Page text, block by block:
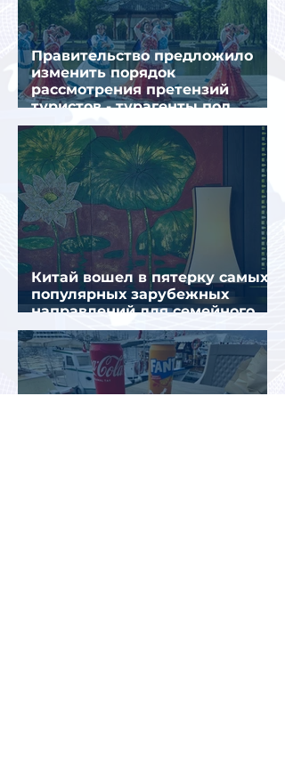
Правительство предложило
изменить порядок
рассмотрения претензий
туристов - турагенты под
ударом!
Китай вошел в пятерку самых
популярных зарубежных
направлений для семейного
отдыха летом